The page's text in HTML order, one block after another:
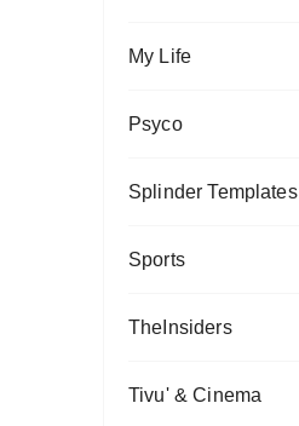
My Life
Psyco
Splinder Templates
Sports
TheInsiders
Tivu' & Cinema